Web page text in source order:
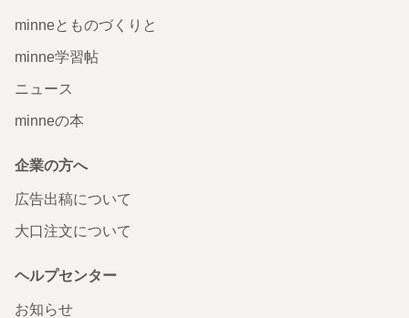
minneとものづくりと
minne学習帖
ニュース
minneの本
企業の方へ
広告出稿について
大口注文について
ヘルプセンター
お知らせ